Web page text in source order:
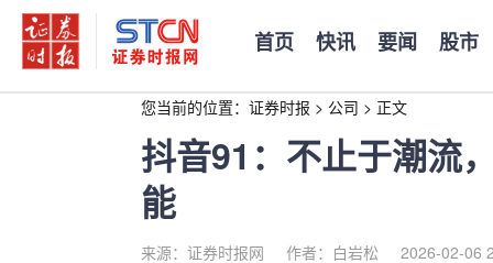
首页 快讯 要闻 股市
您当前的位置： 证券时报 > 公司 > 正文
抖音91：不止于潮流
能
来源：证券时报网 作者：白岩松 2026-02-06